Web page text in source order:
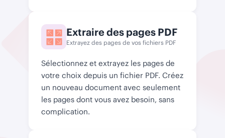
Extraire des pages PDF
Extrayez des pages de vos fichiers PDF
Sélectionnez et extrayez les pages de
votre choix depuis un fichier PDF. Créez
un nouveau document avec seulement
les pages dont vous avez besoin, sans
complication.